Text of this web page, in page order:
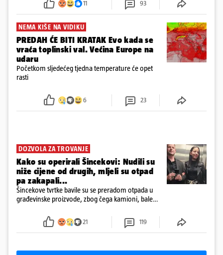
11 93
NEMA KIŠE NA VIDIKU
PREDAH ĆE BITI KRATAK Evo kada se
vraća toplinski val. Većina Europe na
udaru
Početkom sljedećeg tjedna temperature će opet
rasti
6 23
DOZVOLA ZA TROVANJE
Kako su operirali Šincekovi: Nudili su
niže cijene od drugih, mljeli su otpad
pa zakapali...
Šincekove tvrtke bavile su se preradom otpada u
građevinske proizvode, zbog čega kamioni, bale
21 119